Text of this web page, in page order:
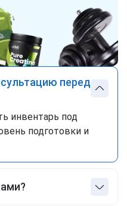
перед
инвентарь под
подготовки и